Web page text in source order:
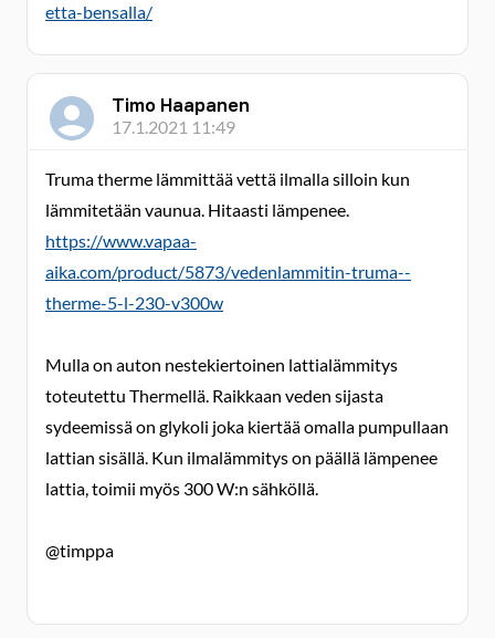
etta-bensalla/
Timo Haapanen
17.1.2021 11:49
Truma therme lämmittää vettä ilmalla silloin kun
lämmitetään vaunua. Hitaasti lämpenee.
https://www.vapaa-
aika.com/product/5873/vedenlammitin-truma--
therme-5-l-230-v300w
Mulla on auton nestekiertoinen lattialämmitys
toteutettu Thermellä. Raikkaan veden sijasta
sydeemissä on glykoli joka kiertää omalla pumpullaan
lattian sisällä. Kun ilmalämmitys on päällä lämpenee
lattia, toimii myös 300 W:n sähköllä.
@timppa